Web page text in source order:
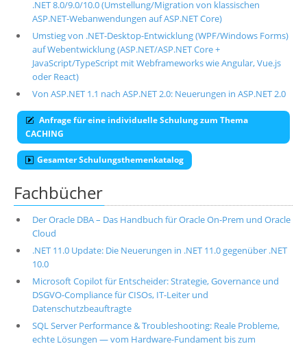
.NET 8.0/9.0/10.0 (Umstellung/Migration von klassischen
ASP.NET-Webanwendungen auf ASP.NET Core)
Umstieg von .NET-Desktop-Entwicklung (WPF/Windows Forms)
auf Webentwicklung (ASP.NET/ASP.NET Core +
JavaScript/TypeScript mit Webframeworks wie Angular, Vue.js
oder React)
Von ASP.NET 1.1 nach ASP.NET 2.0: Neuerungen in ASP.NET 2.0
Anfrage für eine individuelle Schulung zum Thema
CACHING
Gesamter Schulungsthemenkatalog
Fachbücher
Der Oracle DBA – Das Handbuch für Oracle On-Prem und Oracle
Cloud
.NET 11.0 Update: Die Neuerungen in .NET 11.0 gegenüber .NET
10.0
Microsoft Copilot für Entscheider: Strategie, Governance und
DSGVO-Compliance für CISOs, IT-Leiter und
Datenschutzbeauftragte
SQL Server Performance & Troubleshooting: Reale Probleme,
echte Lösungen — vom Hardware-Fundament bis zum